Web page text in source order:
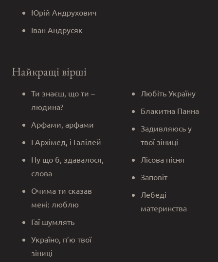
Юрій Андрухович
Іван Андрусяк
Найкращі вірші
Ти знаєш, що ти –
людина?
Арфами, арфами
І Архімед, і Галілей
Ну що б, здавалося,
слова
Очима ти сказав
мені: люблю
Гаї шумлять
Україно, п’ю твої
зіниці
Любіть Україну
Блакитна Панна
Задивляюсь у
твої зіниці
Лісова пісня
Заповіт
Лебеді
материнства